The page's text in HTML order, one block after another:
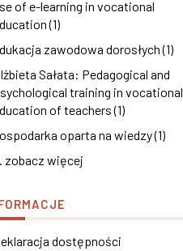
of e-learning in vocational
(1)
zawodowa dorosłych (1)
Sałata: Pedagogical and
training in vocational
of teachers (1)
oparta na wiedzy (1)
zobacz więcej
dostępności